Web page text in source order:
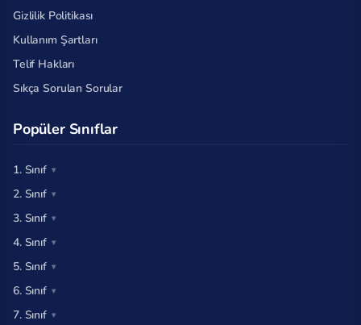
Gizlilik Politikası
Kullanım Şartları
Telif Hakları
Sıkça Sorulan Sorular
Popüler Sınıflar
1. Sınıf
2. Sınıf
3. Sınıf
4. Sınıf
5. Sınıf
6. Sınıf
7. Sınıf